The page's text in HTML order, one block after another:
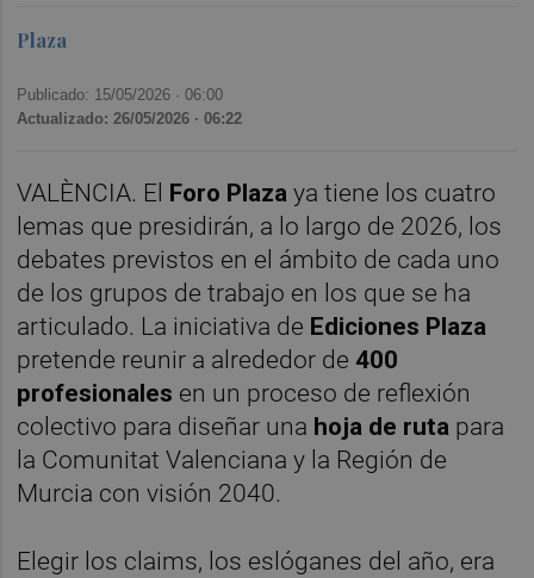
Plaza
Publicado: 15/05/2026 ·06:00
Actualizado: 26/05/2026 · 06:22
VALÈNCIA. El Foro Plaza ya tiene los cuatro
lemas que presidirán, a lo largo de 2026, los
debates previstos en el ámbito de cada uno
de los grupos de trabajo en los que se ha
articulado. La iniciativa de Ediciones Plaza
pretende reunir a alrededor de 400
profesionales en un proceso de reflexión
colectivo para diseñar una hoja de ruta para
la Comunitat Valenciana y la Región de
Murcia con visión 2040.
Elegir los claims, los eslóganes del año, era